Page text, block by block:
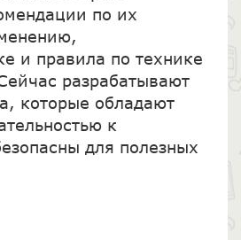
по их
и правила по технике
разрабатывают
которые обладают
к
для полезных